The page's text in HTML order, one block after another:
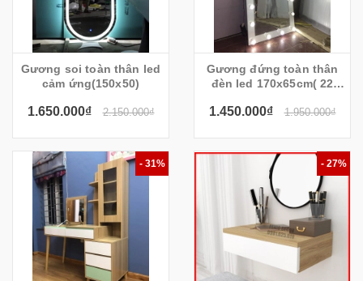
Gương soi toàn thân led
cảm ứng(150x50)
1.650.000₫ 2.150.000₫
Gương đứng toàn thân
đèn led 170x65cm( 22
1.450.000₫ 1.950.000₫
- 31% - 27%